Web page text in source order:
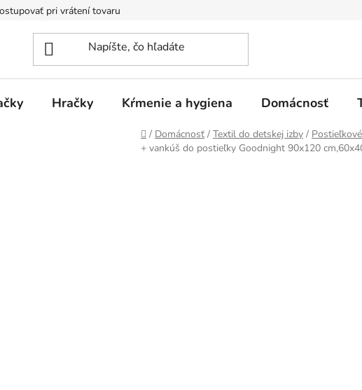
pri vrátení tovaru
Hračky Kŕmenie a hygiena Domácnosť
Domov
/ Domácnosť / Textil do detskej izby /
+ vankúš do postieľky Goodnight 90x120